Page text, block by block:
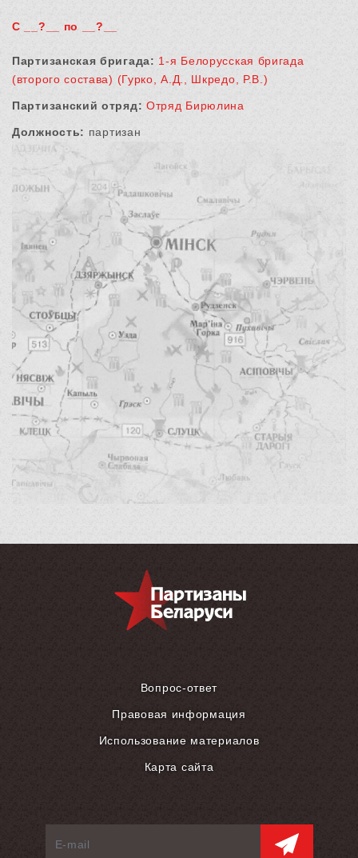
С __?__ по __?__
Партизанская бригада: 1-я Белорусская бригада
(второго состава) (Гурко, А.Д., Шкредо, Р.В.)
Партизанский отряд: Отряд Бирюлина
Должность: партизан
Вопрос-ответ
Правовая информация
Использование материалов
Карта сайта